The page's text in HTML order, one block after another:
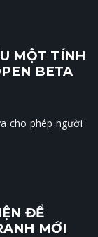
MỘT TÍNH
BETA
cho phép người
ĐỂ
MỚI